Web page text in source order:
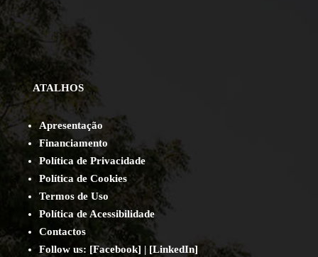
ATALHOS
Apresentação
Financiamento
Política de Privacidade
Política de Cookies
Termos de Uso
Política de Acessibilidade
Contactos
Follow us: [Facebook] | [LinkedIn]